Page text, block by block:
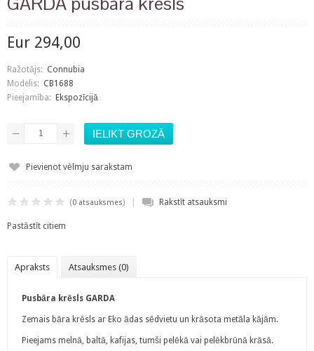
Eur 294,00
Ražotājs: Connubia
Modelis: CB1688
Pieejamība: Ekspozīcijā
Pievienot vēlmju sarakstam
(0 atsauksmes) Rakstīt atsauksmi
Pastāstīt citiem
Apraksts Atsauksmes (0)
Pusbāra krēsls GARDA
Zemais bāra krēsls ar Eko ādas sēdvietu un krāsota metāla kājām.
Pieejams melnā, baltā, kafijas, tumši pelēkā vai pelēkbrūnā krāsā.